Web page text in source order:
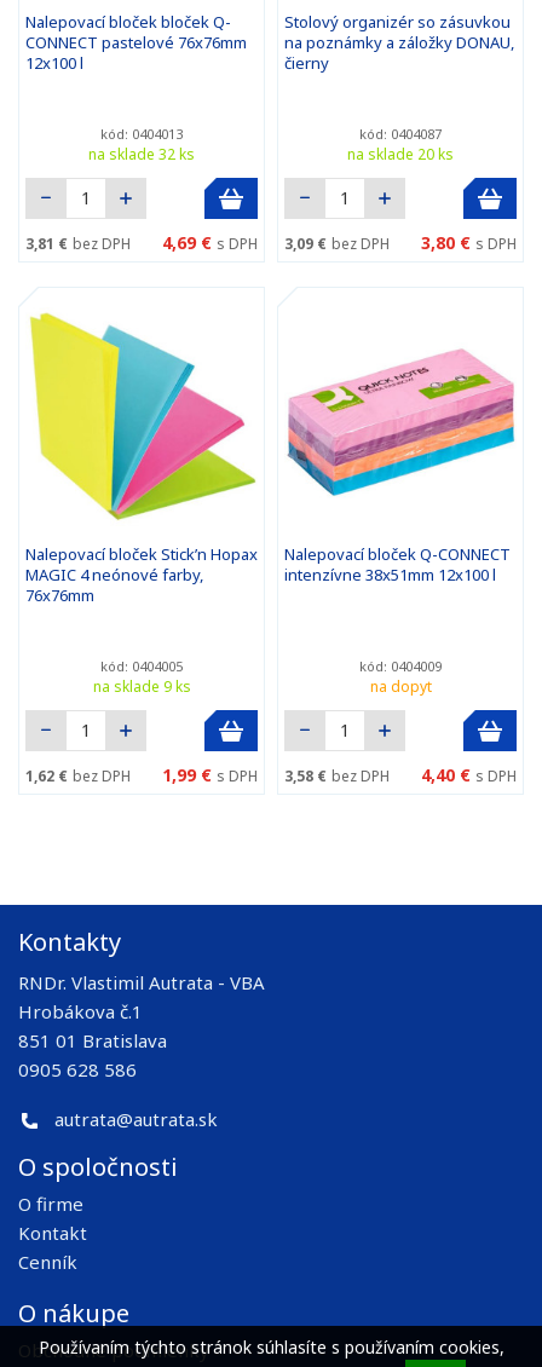
Nalepovací bloček bloček Q-
CONNECT pastelové 76x76mm
12x100 l
kód: 0404013
na sklade 32 ks
3,81 € bez DPH 4,69 € s DPH
Stolový organizér so zásuvkou
na poznámky a záložky DONAU,
čierny
kód: 0404087
na sklade 20 ks
3,09 € bez DPH 3,80 € s DPH
Nalepovací bloček Stick’n Hopax
MAGIC 4 neónové farby,
76x76mm
kód: 0404005
na sklade 9 ks
1,62 € bez DPH 1,99 € s DPH
Nalepovací bloček Q-CONNECT
intenzívne 38x51mm 12x100 l
kód: 0404009
na dopyt
3,58 € bez DPH 4,40 € s DPH
Kontakty
RNDr. Vlastimil Autrata - VBA
Hrobákova č.1
851 01 Bratislava
0905 628 586
autrata@autrata.sk
O spoločnosti
O firme
Kontakt
Cenník
O nákupe
Obchodné podmienky
Používaním týchto stránok súhlasíte s používaním cookies,